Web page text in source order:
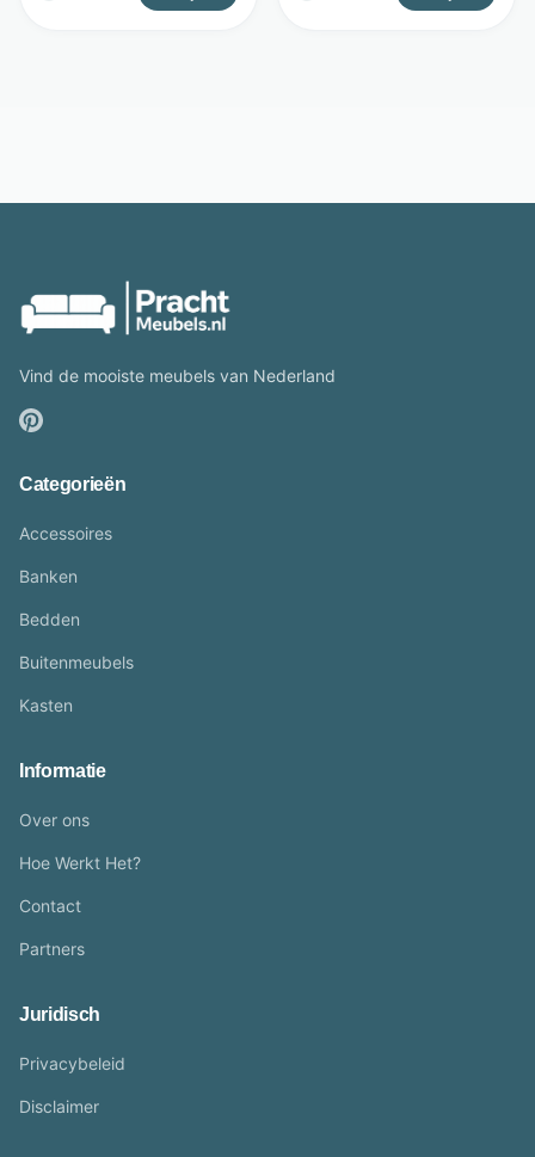
Vind de mooiste meubels van Nederland
Categorieën
Accessoires
Banken
Bedden
Buitenmeubels
Kasten
Informatie
Over ons
Hoe Werkt Het?
Contact
Partners
Juridisch
Privacybeleid
Disclaimer